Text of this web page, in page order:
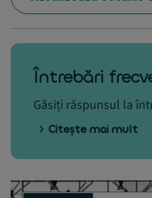
Întrebări
Găsiți răspunsul la
Citește mai mult